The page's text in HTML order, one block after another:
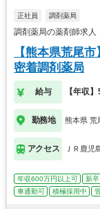
正社員 調剤薬局
調剤薬局の薬剤師求
【熊本県荒尾
密着調剤薬局
給与 【年収
勤務地 熊本県 荒
アクセス ＪＲ鹿
年収600万円以上可 新
車通勤可
積極採用中